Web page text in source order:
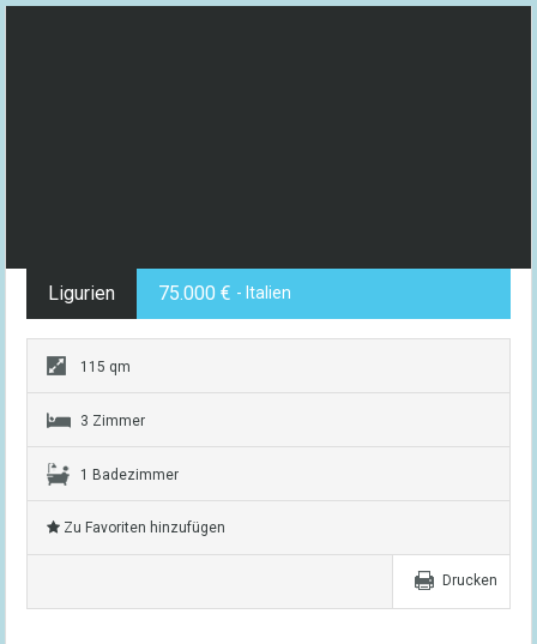
Ligurien 75.000 € - Italien
115 qm
3 Zimmer
1 Badezimmer
Zu Favoriten hinzufügen
Drucken